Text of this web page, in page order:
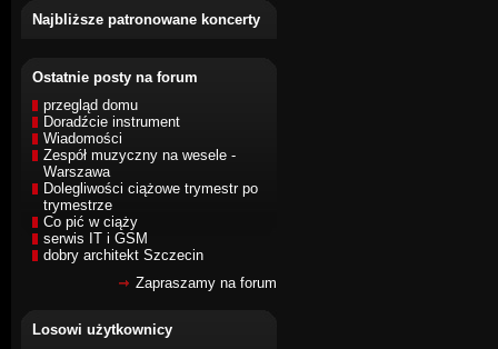
Najbliższe patronowane koncerty
Ostatnie posty na forum
przegląd domu
Doradźcie instrument
Wiadomości
Zespół muzyczny na wesele -
Warszawa
Dolegliwości ciążowe trymestr po
trymestrze
Co pić w ciąży
serwis IT i GSM
dobry architekt Szczecin
Zapraszamy na forum
Losowi użytkownicy